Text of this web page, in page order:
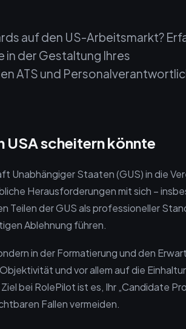
auf den US-Arbeitsmarkt?
in der Gestaltung Ihres
ATS und
USA scheitern könnte
Unabhängiger Staaten (GUS) in die
Herausforderungen mit sich –
Teilen der GUS als professioneller
Ablehnung führen.
in der Formatierung und den
und vor allem auf die
bei RolePilot ist es, Ihr „Candidate
Fallen vermeiden.